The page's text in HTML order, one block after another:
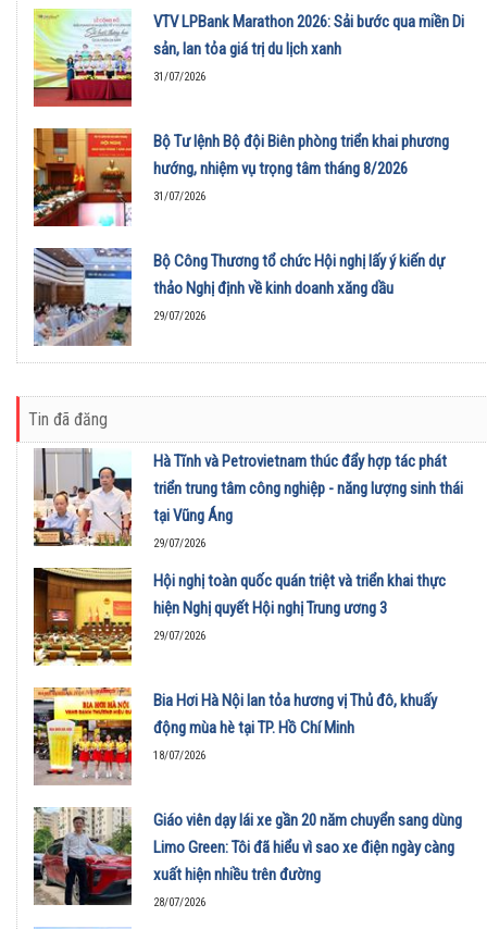
VTV LPBank Marathon 2026: Sải bước qua miền Di
sản, lan tỏa giá trị du lịch xanh
31/07/2026
Bộ Tư lệnh Bộ đội Biên phòng triển khai phương
hướng, nhiệm vụ trọng tâm tháng 8/2026
31/07/2026
Bộ Công Thương tổ chức Hội nghị lấy ý kiến dự
thảo Nghị định về kinh doanh xăng dầu
29/07/2026
Tin đã đăng
Hà Tĩnh và Petrovietnam thúc đẩy hợp tác phát
triển trung tâm công nghiệp - năng lượng sinh thái
tại Vũng Áng
29/07/2026
Hội nghị toàn quốc quán triệt và triển khai thực
hiện Nghị quyết Hội nghị Trung ương 3
29/07/2026
Bia Hơi Hà Nội lan tỏa hương vị Thủ đô, khuấy
động mùa hè tại TP. Hồ Chí Minh
18/07/2026
Giáo viên dạy lái xe gần 20 năm chuyển sang dùng
Limo Green: Tôi đã hiểu vì sao xe điện ngày càng
xuất hiện nhiều trên đường
28/07/2026